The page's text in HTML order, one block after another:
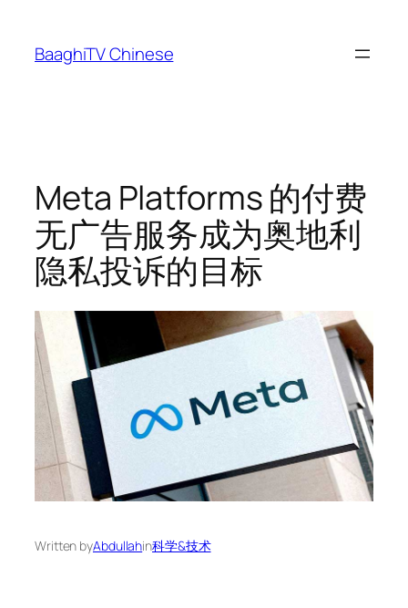
content
BaaghiTV Chinese
Meta Platforms 的付费
无广告服务成为奥地利
隐私投诉的目标
Written byAbdullahin科学&技术